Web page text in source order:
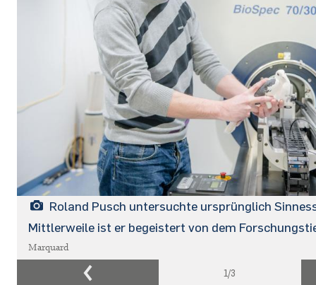
Roland Pusch untersuchte ursprünglich
Mittlerweile ist er begeistert von dem
Marquard
1/3